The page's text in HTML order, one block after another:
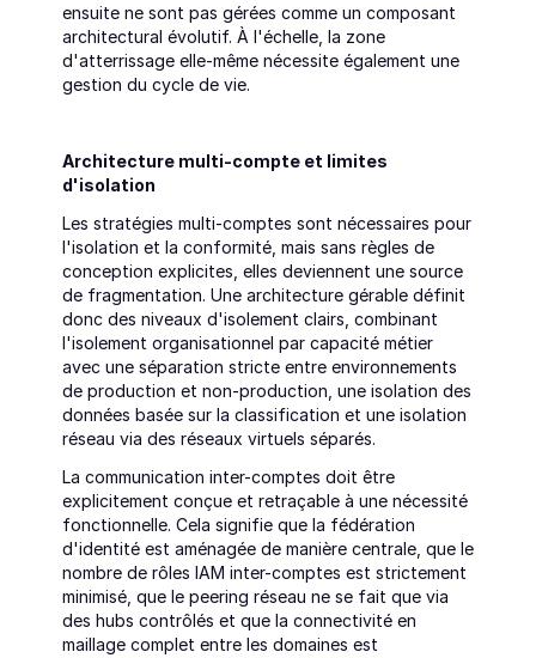
ensuite ne sont pas gérées comme un composant
architectural évolutif. À l'échelle, la zone
d'atterrissage elle-même nécessite également une
gestion du cycle de vie.
Architecture multi-compte et limites
d'isolation
Les stratégies multi-comptes sont nécessaires pour
l'isolation et la conformité, mais sans règles de
conception explicites, elles deviennent une source
de fragmentation. Une architecture gérable définit
donc des niveaux d'isolement clairs, combinant
l'isolement organisationnel par capacité métier
avec une séparation stricte entre environnements
de production et non-production, une isolation des
données basée sur la classification et une isolation
réseau via des réseaux virtuels séparés.
La communication inter-comptes doit être
explicitement conçue et retraçable à une nécessité
fonctionnelle. Cela signifie que la fédération
d'identité est aménagée de manière centrale, que le
nombre de rôles IAM inter-comptes est strictement
minimisé, que le peering réseau ne se fait que via
des hubs contrôlés et que la connectivité en
maillage complet entre les domaines est